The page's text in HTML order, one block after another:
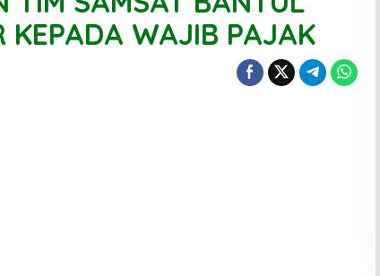
KEPADA WAJIB PAJAK